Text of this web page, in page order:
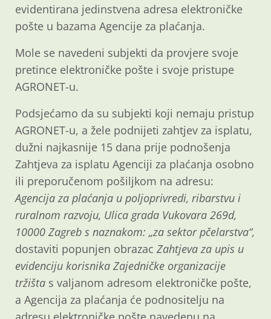
evidentirana jedinstvena adresa elektroničke
pošte u bazama Agencije za plaćanja.
Mole se navedeni subjekti da provjere svoje
pretince elektroničke pošte i svoje pristupe
AGRONET-u.
Podsjećamo da su subjekti koji nemaju pristup
AGRONET-u, a žele podnijeti zahtjev za isplatu,
dužni najkasnije 15 dana prije podnošenja
Zahtjeva za isplatu Agenciji za plaćanja osobno
ili preporučenom pošiljkom na adresu:
Agencija za plaćanja u poljoprivredi, ribarstvu i
ruralnom razvoju, Ulica grada Vukovara 269d,
10000 Zagreb s naznakom: „za sektor pčelarstva“,
dostaviti popunjen obrazac Zahtjeva za upis u
evidenciju korisnika Zajedničke organizacije
tržišta s valjanom adresom elektroničke pošte,
a Agencija za plaćanja će podnositelju na